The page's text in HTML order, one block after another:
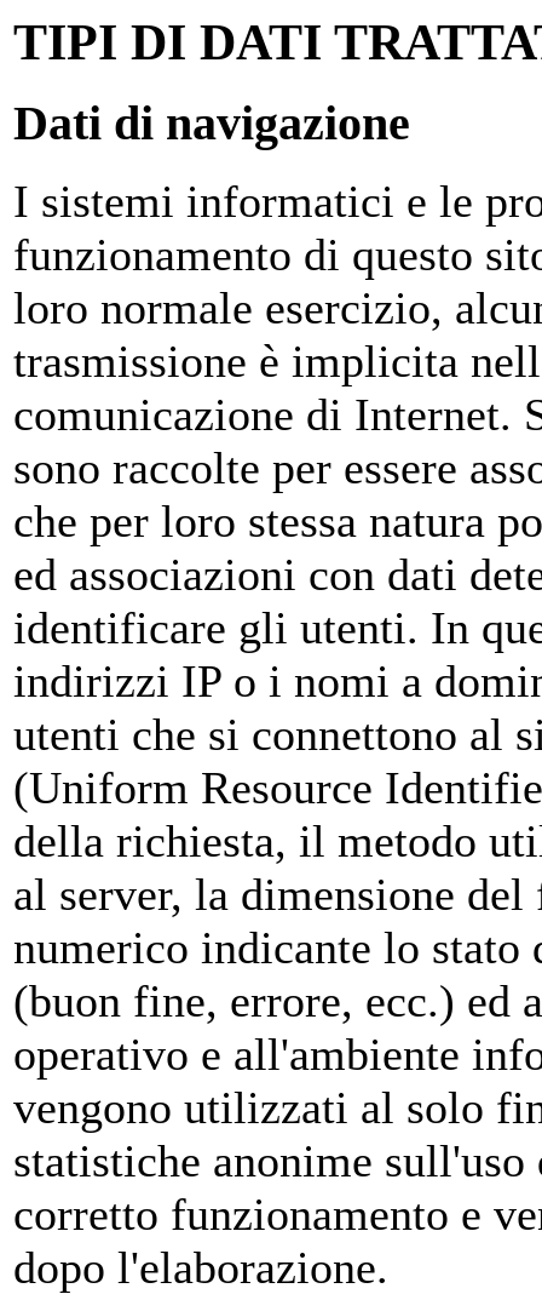
TIPI DI DATI
Dati di navigazione
I sistemi informatici e le
funzionamento di questo
loro normale esercizio,
trasmissione è implicita
comunicazione di Internet.
sono raccolte per essere
che per loro stessa natura
ed associazioni con dati
identificare gli utenti. In
indirizzi IP o i nomi a
utenti che si connettono al
(Uniform Resource
della richiesta, il metodo
al server, la dimensione
numerico indicante lo stato
(buon fine, errore, ecc.) ed
operativo e all'ambiente
vengono utilizzati al solo
statistiche anonime
corretto funzionamento e
dopo l'elaborazione.